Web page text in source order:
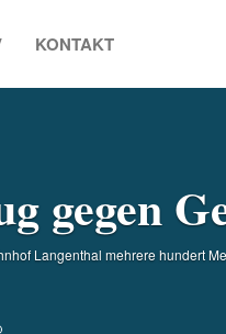
KONTAKT
gegen
Langenthal mehrere hundert